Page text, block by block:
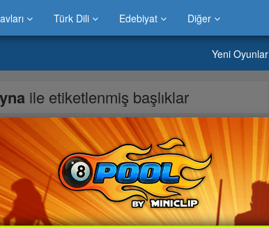
Türk Dili Edebiyat Diğer
Yeni Oyunlar
ile etiketlenmiş başlıklar
iyi eğlenceler